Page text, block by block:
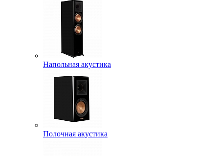
Напольная акустика
Полочная акустика